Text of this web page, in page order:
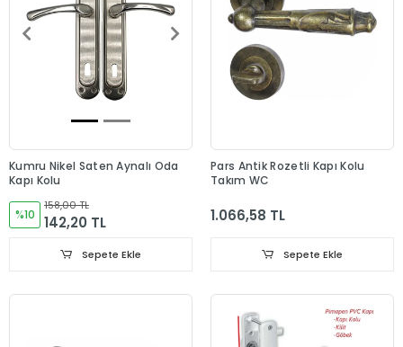
Kumru Nikel Saten Aynalı Oda
Kapı Kolu
%10
158,00 TL
142,20 TL
Sepete Ekle
Pars Antik Rozetli Kapı Kolu
Takım WC
1.066,58 TL
Sepete Ekle